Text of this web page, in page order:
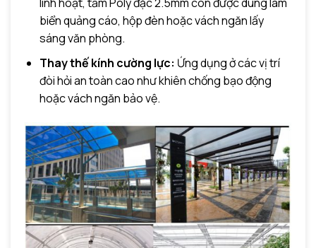
biển quảng cáo, hộp đèn hoặc vách ngăn lấy
sáng văn phòng.
Thay thế kính cường lực: Ứng dụng ở các vị trí
đòi hỏi an toàn cao như khiên chống bạo động
hoặc vách ngăn bảo vệ.